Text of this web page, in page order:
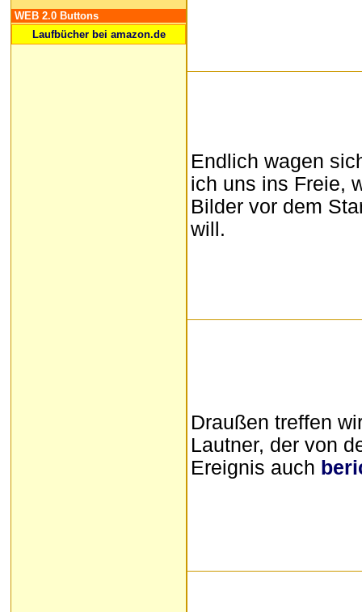
WEB 2.0 Buttons
Laufbücher bei amazon.de
Endlich wagen
ich uns ins Freie,
Bilder vor dem
will.
Draußen treffen
Lautner, der von
Ereignis auch